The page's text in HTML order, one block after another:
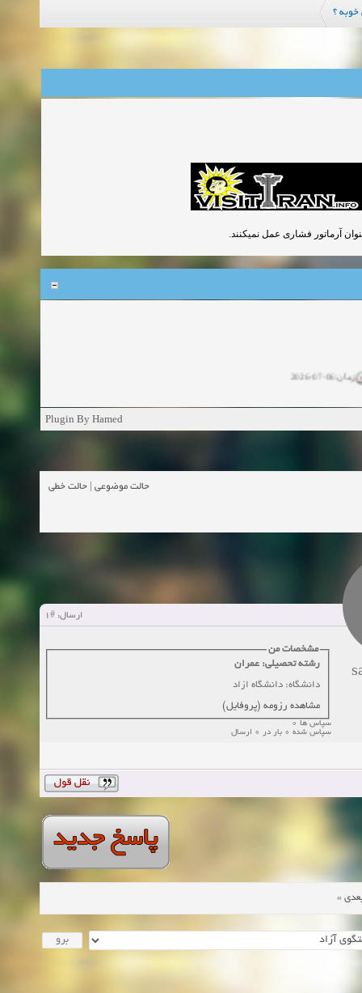
خوبه ؟
آرماتور فشاری عمل نمیکنند.
04-2025
زمان:11-11-2024
زمان:10-28-2024
زمان:10-21-2024
زمان:10-13-2024
Plugin By Hamed
حالت موضوعی حالت خطی
ارسال: #1
مشخصات من
رشته تحصیلی: عمران
دانشگاه: دانشگاه ازاد
مشاهده رزومه (پروفایل)
سپاس ها 0
سپاس شده 0 بار در 0 ارسال
»